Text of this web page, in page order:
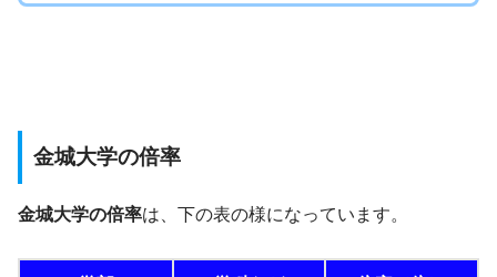
金城大学の倍率
金城大学の倍率は、下の表の様になっています。